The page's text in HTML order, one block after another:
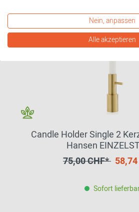
Candle Holder Single 2
Hansen
75,00 CHF*
Sofort
Nein, anpassen
Alle akzeptieren